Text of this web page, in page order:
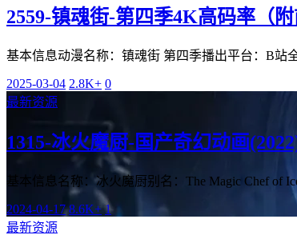
2559-镇魂街-第四季4K高码率（附
基本信息动漫名称：镇魂街 第四季播出平台：B
2025-03-04 2.8K+ 0
最新资源
1315-冰火魔厨-国产奇幻动画
基本信息名称：冰火魔厨别名：The Magic Chef of
2024-04-17 8.6K+ 1
最新资源